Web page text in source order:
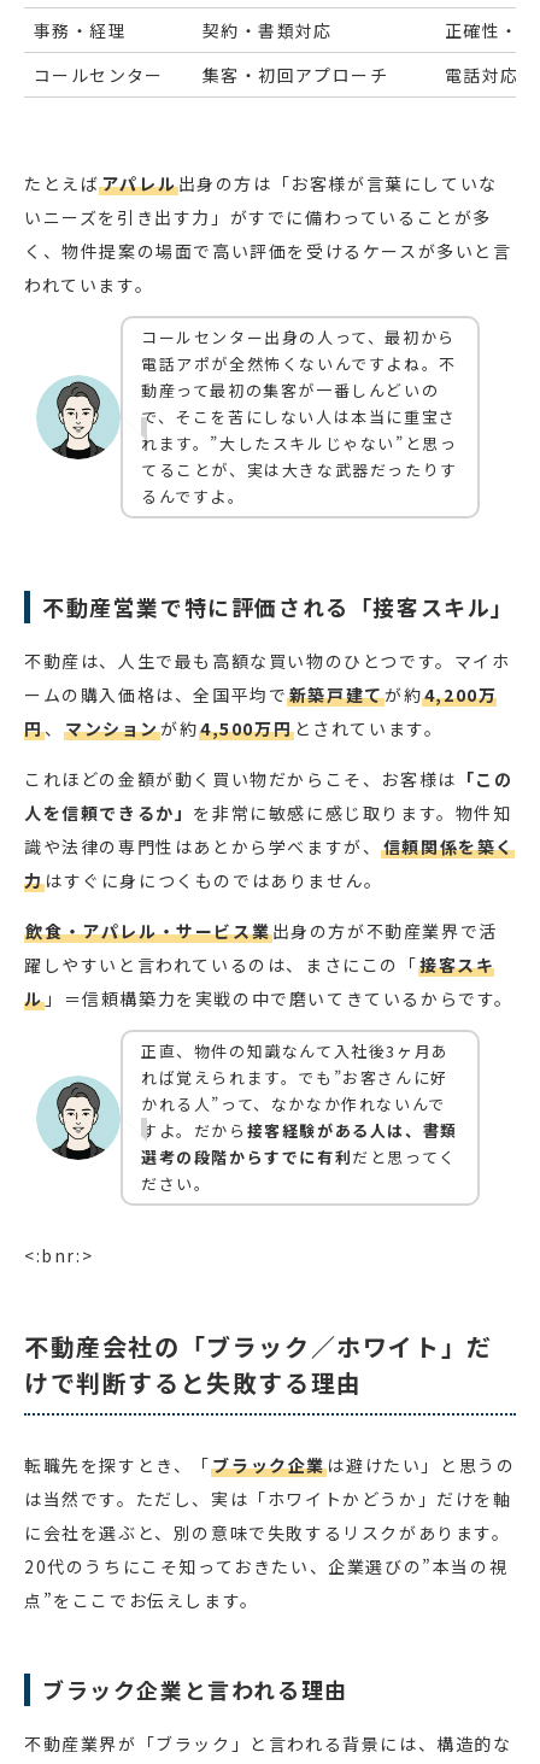
事務・経理 契約・書類対応
正確性・
コールセンター
集客・初回アプローチ 電話対応
たとえばアパレル出身の方は「お客様が言葉にしていな
いニーズを引き出す力」がすでに備わっていることが多
く、物件提案の場面で高い評価を受けるケースが多いと言
われています。
コールセンター出身の人って、最初から
電話アポが全然怖くないんですよね。不
動産って最初の集客が一番しんどいの
で、そこを苦にしない人は本当に重宝さ
れます。”大したスキルじゃない”と思っ
てることが、実は大きな武器だったりす
るんですよ。
不動産営業で特に評価される「接客スキル」
不動産は、人生で最も高額な買い物のひとつです。マイホ
ームの購入価格は、全国平均で新築戸建てが約4,200万
円、 マンションが約4,500万円とされています。
これほどの金額が動く買い物だからこそ、お客様は 「この
人を信頼できるか」 を非常に敏感に感じ取ります。物件知
識や法律の専門性はあとから学べますが、信頼関係を築く
力はすぐに身につくものではありません。
飲食・アパレル・サービス業出身の方が不動産業界で活
躍しやすいと言われているのは、まさにこの「接客スキ
ル 」＝信頼構築力を実戦の中で磨いてきているからです。
正直、物件の知識なんて入社後3ヶ月あ
れば覚えられます。でも”お客さんに好
かれる人”って、なかなか作れないんで
すよ。だから 接客経験がある人は、書類
選考の段階からすでに有利だと思ってく
ださい。
<:bnr:>
不動産会社の「ブラック／ホワイト」だ
けで判断すると失敗する理由
転職先を探すとき、「ブラック企業は避けたい」と思うの
は当然です。ただし、実は「ホワイトかどうか」だけを軸
に会社を選ぶと、別の意味で失敗するリスクがあります。
20代のうちにこそ知っておきたい、企業選びの”本当の視
点”をここでお伝えします。
ブラック企業と言われる理由
不動産業界が「ブラック」と言われる背景には、構造的な